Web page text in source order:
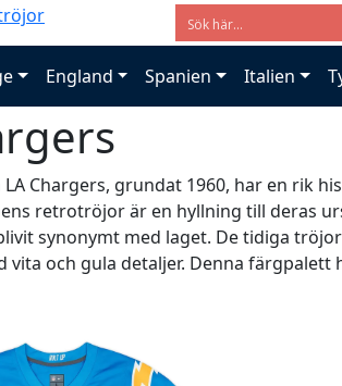
England Spanien Italien
Chargers, grundat 1960, har en rik
retrotröjor är en hyllning till deras
synonymt med laget. De tidiga
vita och gula detaljer. Denna färgpalett